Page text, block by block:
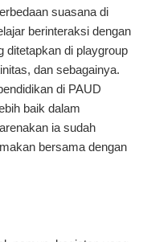
suasana di
berinteraksi dengan
ditetapkan di playgroup
dan sebagainya.
di PAUD
baik dalam
ia sudah
bersama dengan